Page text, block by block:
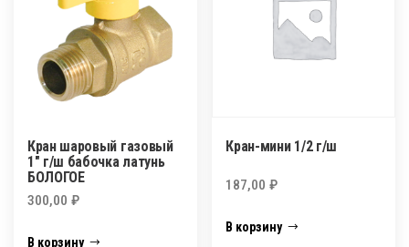
Кран шаровый газовый
1″ г/ш бабочка латунь
БОЛОГОЕ
300,00 ₽
В корзину
Кран-мини 1/2 г/ш
187,00₽
В корзину